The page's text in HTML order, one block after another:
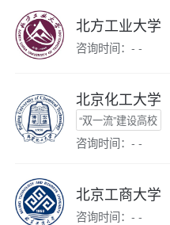
北方工业大学
咨询时间：- -
北京化工大学
“双一流”建设高校
咨询时间：- -
北京工商大学
咨询时间：- -